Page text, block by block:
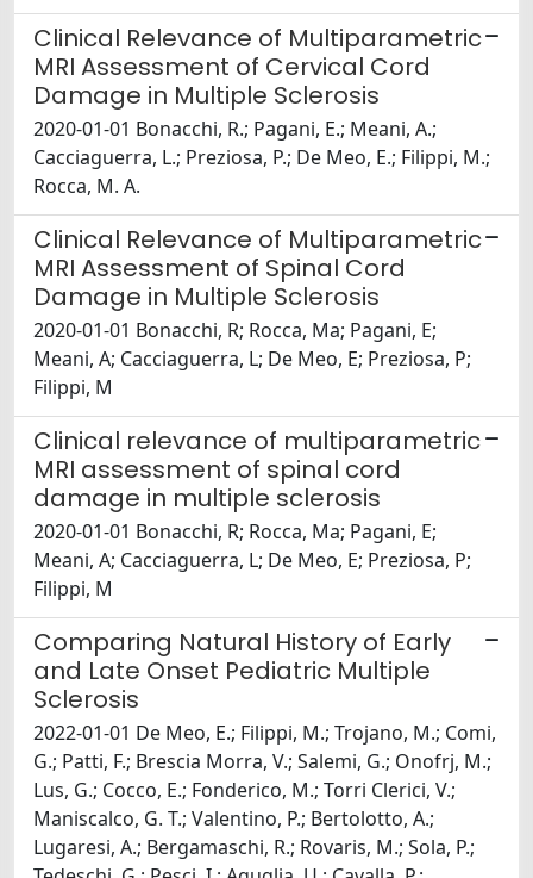
Clinical Relevance of Multiparametric
MRI Assessment of Cervical Cord
Damage in Multiple Sclerosis
2020-01-01 Bonacchi, R.; Pagani, E.; Meani, A.;
Cacciaguerra, L.; Preziosa, P.; De Meo, E.; Filippi, M.;
Rocca, M. A.
Clinical Relevance of Multiparametric
MRI Assessment of Spinal Cord
Damage in Multiple Sclerosis
2020-01-01 Bonacchi, R; Rocca, Ma; Pagani, E;
Meani, A; Cacciaguerra, L; De Meo, E; Preziosa, P;
Filippi, M
Clinical relevance of multiparametric
MRI assessment of spinal cord
damage in multiple sclerosis
2020-01-01 Bonacchi, R; Rocca, Ma; Pagani, E;
Meani, A; Cacciaguerra, L; De Meo, E; Preziosa, P;
Filippi, M
Comparing Natural History of Early
and Late Onset Pediatric Multiple
Sclerosis
2022-01-01 De Meo, E.; Filippi, M.; Trojano, M.; Comi,
G.; Patti, F.; Brescia Morra, V.; Salemi, G.; Onofrj, M.;
Lus, G.; Cocco, E.; Fonderico, M.; Torri Clerici, V.;
Maniscalco, G. T.; Valentino, P.; Bertolotto, A.;
Lugaresi, A.; Bergamaschi, R.; Rovaris, M.; Sola, P.;